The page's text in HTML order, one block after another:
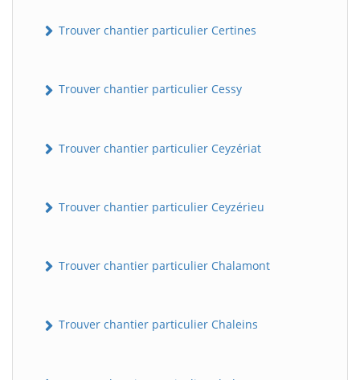
Trouver chantier particulier Certines
Trouver chantier particulier Cessy
Trouver chantier particulier Ceyzériat
Trouver chantier particulier Ceyzérieu
Trouver chantier particulier Chalamont
Trouver chantier particulier Chaleins